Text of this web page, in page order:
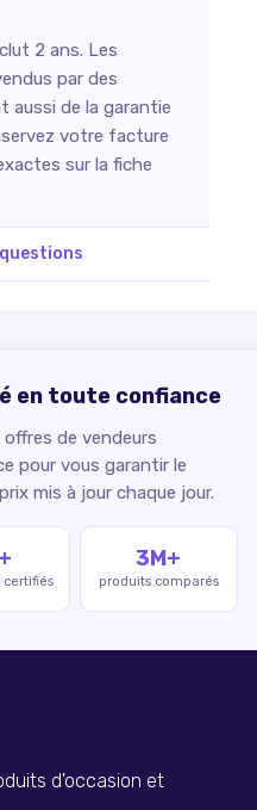
2 ans. Les
par des
aussi de la garantie
votre facture
sur la fiche
en toute confiance
de vendeurs
pour vous garantir le
mis à jour chaque jour.
certifiés
3M+
produits comparés
d'occasion et